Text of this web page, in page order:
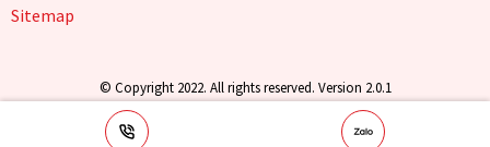
Sitemap
© Copyright 2022. All rights reserved. Version 2.0.1